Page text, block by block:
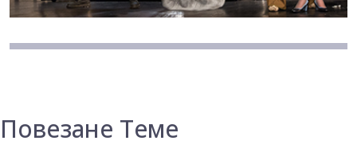
Повезане Теме